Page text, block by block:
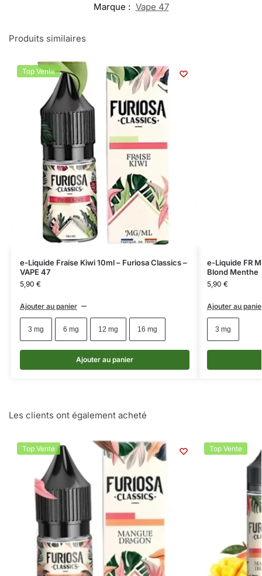
Marque : Vape 47
Produits similaires
Top Vente
e-Liquide Fraise Kiwi 10ml – Furiosa Classics –
VAPE 47
5,90 €
Ajouter au panier
3 mg 6 mg 12 mg 16 mg
Ajouter au panier
e-Liquide FR
Blond Menthe
5,90 €
Ajouter au
3 mg
Les clients ont également acheté
Top Vente Top Vente